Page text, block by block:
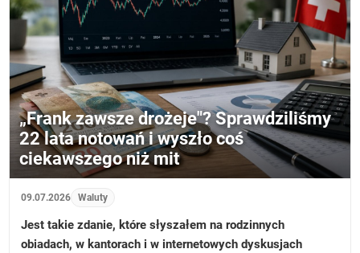
„Frank zawsze drożeje"? Sprawdziliśmy
22 lata notowań i wyszło coś
ciekawszego niż mit
09.07.2026 Waluty
Jest takie zdanie, które słyszałem na rodzinnych
obiadach, w kantorach i w internetowych dyskusjach